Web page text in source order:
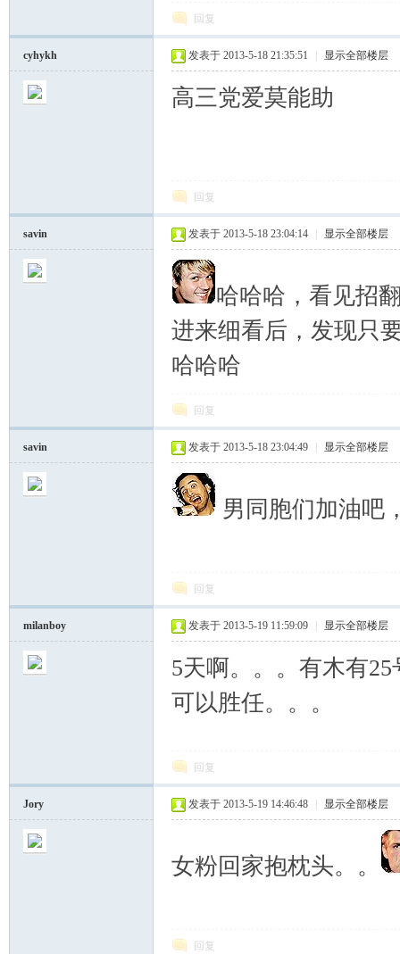
回复
cyhykh 发表于 2013-5-18 21:35:51 显示全部楼层
高三党爱莫能助
回复
savin 发表于 2013-5-18 23:04:14 显示全部楼层
哈哈哈，看见招
进来细看后，发现只
哈哈哈
回复
savin 发表于 2013-5-18 23:04:49 显示全部楼层
男同胞们加油吧
回复
milanboy 发表于 2013-5-19 11:59:09 显示全部楼层
5天啊。。。有木有
可以胜任。。。
回复
Jory 发表于 2013-5-19 14:46:48 显示全部楼层
女粉回家抱枕头。。
回复